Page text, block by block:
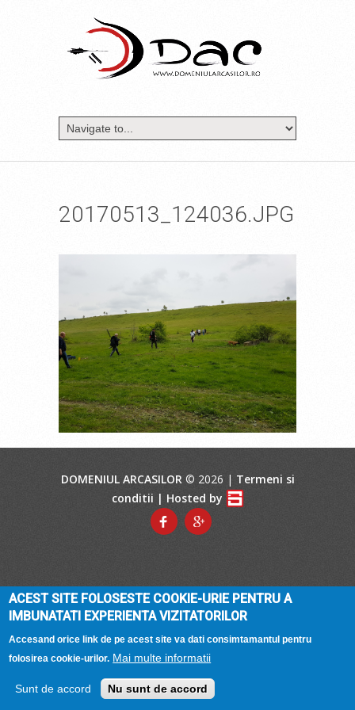
20170513_124036.JPG
DOMENIUL ARCASILOR© 2026 | Termeni si
conditii | Hosted by
ACEST SITE FOLOSESTE COOKIE-URIE PENTRU A
IMBUNATATI EXPERIENTA VIZITATORILOR
Accesand orice link de pe acest site va dati consimtamantul pentru
folosirea cookie-urilor. Mai multe informatii
Sunt de accord Nu sunt de accord